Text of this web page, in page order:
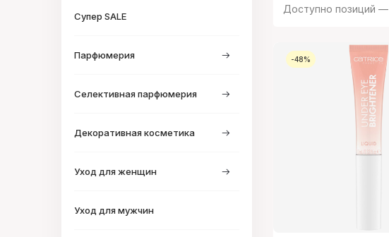
Доступно позиций —
-48%
Супер SALE
Парфюмерия
Селективная парфюмерия
Декоративная косметика
Уход для женщин
Уход для мужчин